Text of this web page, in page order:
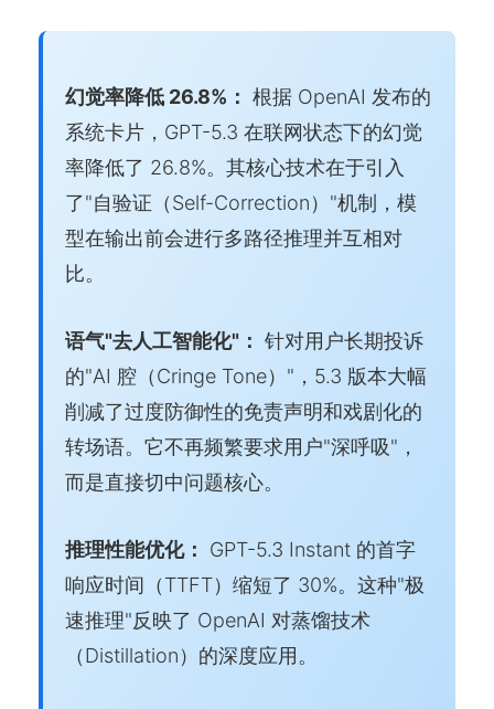
幻觉率降低 26.8%： 根据 OpenAI 发布的
系统卡片，GPT-5.3 在联网状态下的幻觉
率降低了 26.8%。其核心技术在于引入
了"自验证（Self-Correction）"机制，模
型在输出前会进行多路径推理并互相对
比。
语气"去人工智能化"： 针对用户长期投诉
的"AI 腔（Cringe Tone）"，5.3 版本大幅
削减了过度防御性的免责声明和戏剧化的
转场语。它不再频繁要求用户"深呼吸"，
而是直接切中问题核心。
推理性能优化：
GPT-5.3 Instant 的首字
响应时间（TTFT）缩短了 30%。这种"极
速推理"反映了 OpenAI 对蒸馏技术
（Distillation）的深度应用。